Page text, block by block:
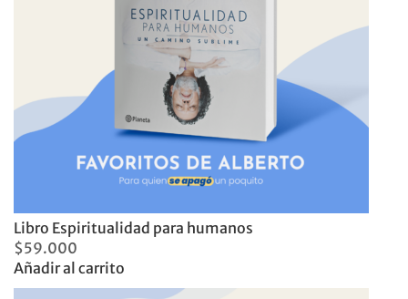
Libro Espiritualidad para humanos
$59.000
Añadir al carrito